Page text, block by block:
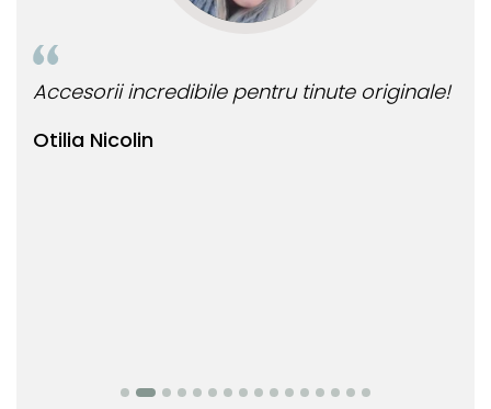
Otilia Nicolin
Accesorii incredibile pentru tinute originale!